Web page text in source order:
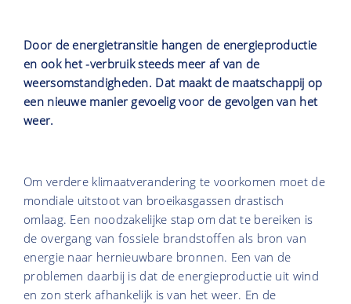
Door de energietransitie hangen de energieproductie
en ook het -verbruik steeds meer af van de
weersomstandigheden. Dat maakt de maatschappij op
een nieuwe manier gevoelig voor de gevolgen van het
weer.
Om verdere klimaatverandering te voorkomen moet de
mondiale uitstoot van broeikasgassen drastisch
omlaag. Een noodzakelijke stap om dat te bereiken is
de overgang van fossiele brandstoffen als bron van
energie naar hernieuwbare bronnen. Een van de
problemen daarbij is dat de energieproductie uit wind
en zon sterk afhankelijk is van het weer. En de